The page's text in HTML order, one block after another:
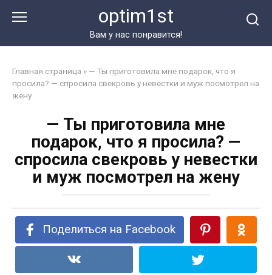
optim1st
Вам у нас понравится!
Главная страница » — Ты приготовила мне подарок, что я
просила? — спросила свекровь у невестки и муж посмотрел на
жену
— Ты приготовила мне
подарок, что я просила? —
спросила свекровь у невестки
и муж посмотрел на жену
Поделиться на Facebook